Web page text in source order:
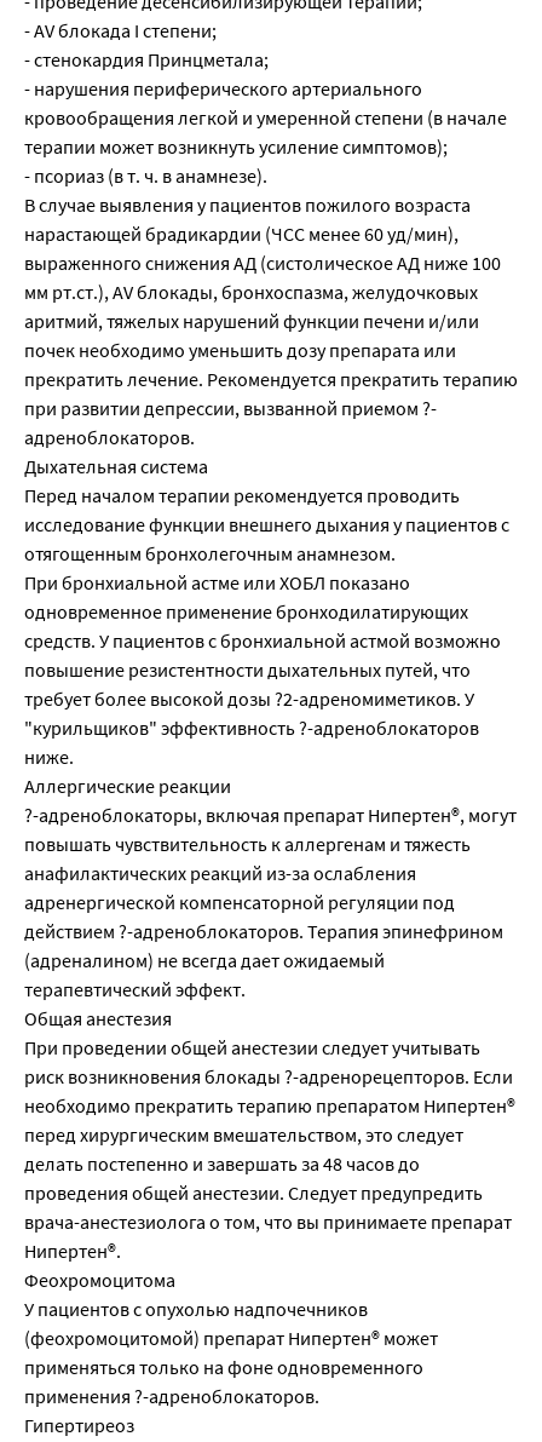
- AV блокада I степени;
- стенокардия Принцметала;
- нарушения периферического артериального
кровообращения легкой и умеренной степени (в начале
терапии может возникнуть усиление симптомов);
- псориаз (в т. ч. в анамнезе).
В случае выявления у пациентов пожилого возраста
нарастающей брадикардии (ЧСС менее 60 уд/мин),
выраженного снижения АД (систолическое АД ниже 100
мм рт.ст.), AV блокады, бронхоспазма, желудочковых
аритмий, тяжелых нарушений функции печени и/или
почек необходимо уменьшить дозу препарата или
прекратить лечение. Рекомендуется прекратить терапию
при развитии депрессии, вызванной приемом ?-
адреноблокаторов.
Дыхательная системa
Перед началом терапии рекомендуется проводить
исследование функции внешнего дыхания у пациентов с
отягощенным бронхолегочным анамнезом.
При бронхиальной астме или ХОБЛ показано
одновременное применение бронходилатирующих
средств. У пациентов с бронхиальной астмой возможно
повышение резистентности дыхательных путей, что
требует более высокой дозы ?2-адреномиметиков. У
"курильщиков" эффективность ?-адреноблокаторов
ниже.
Аллергические реакции
?-адреноблокаторы, включая препарат Нипертен®, могут
повышать чувствительность к аллергенам и тяжесть
анафилактических реакций из-за ослабления
адренергической компенсаторной регуляции под
действием ?-адреноблокаторов. Терапия эпинефрином
(адреналином) не всегда дает ожидаемый
терапевтический эффект.
Общая анестезия
При проведении общей анестезии следует учитывать
риск возникновения блокады ?-адренорецепторов. Если
необходимо прекратить терапию препаратом Нипертен®
перед хирургическим вмешательством, это следует
делать постепенно и завершать за 48 часов до
проведения общей анестезии. Следует предупредить
врача-анестезиолога о том, что вы принимаете препарат
Нипертен®.
Феохромоцитома
У пациентов с опухолью надпочечников
(феохромоцитомой) препарат Нипертен® может
применяться только на фоне одновременного
применения ?-адреноблокаторов.
Гипертиреоз